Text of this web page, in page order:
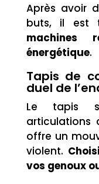
Après avoir
buts, il est
machines
énergétique.
Tapis de
duel de
Le tapis
articulations
offre un
violent.
vos genoux